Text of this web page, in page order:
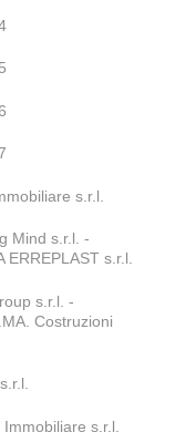
s.r.l.
Mind s.r.l. -
ERREPLAST s.r.l.
s.r.l. -
Costruzioni
s.r.l.